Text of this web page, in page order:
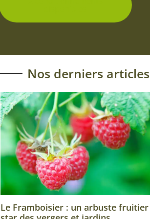
Nos derniers
Le Framboisier : un arbuste fruitier